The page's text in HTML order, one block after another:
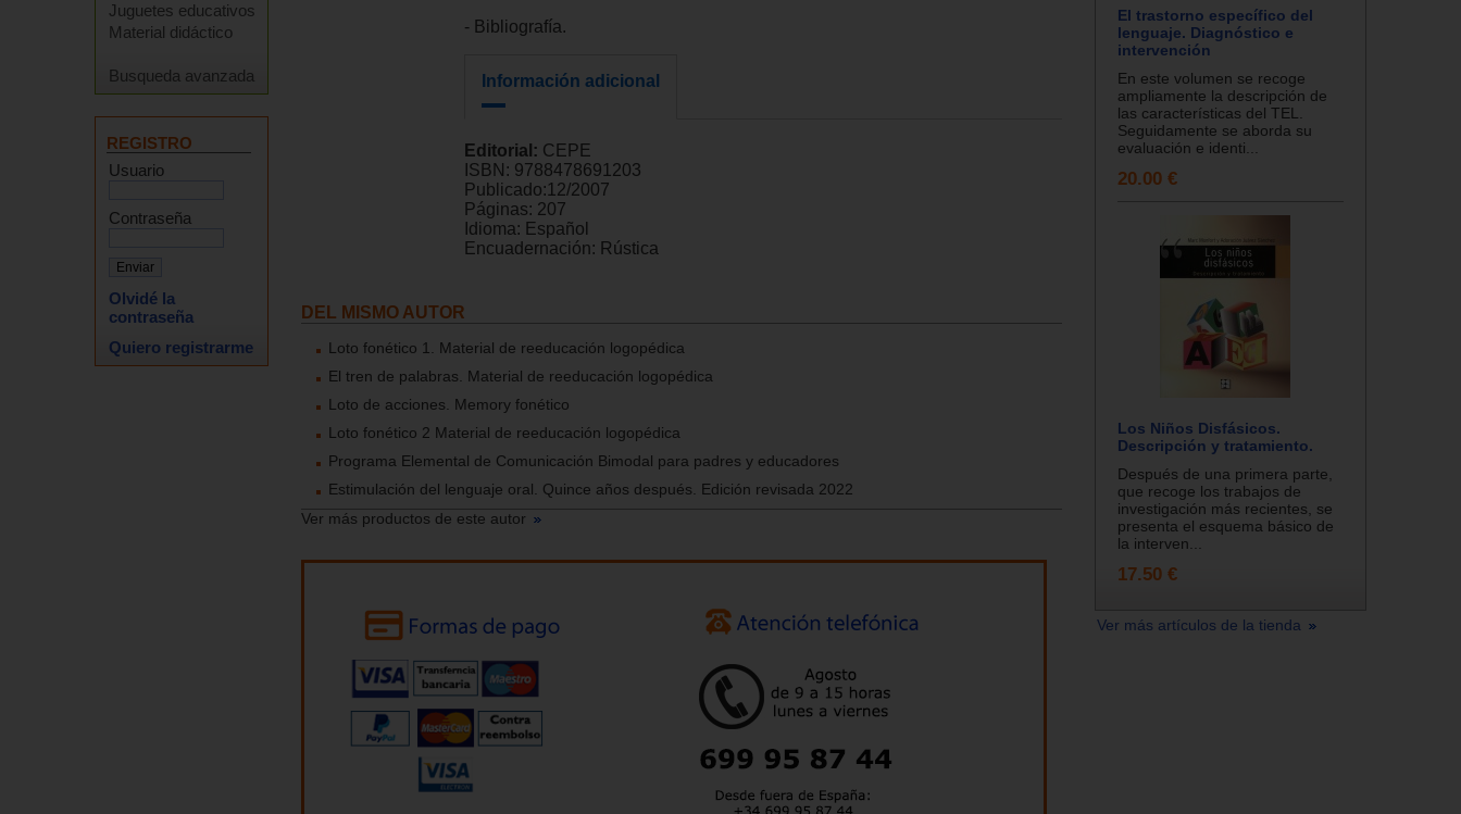
Juguetes educativos
Material didáctico
Busqueda avanzada
REGISTRO
Usuario
Contraseña
Olvidé la
contraseña
Quiero registrarme
- Bibliografía.
Información adicional
Editorial: CEPE
ISBN: 9788478691203
Publicado:12/2007
Páginas: 207
Idioma: Español
Encuadernación: Rústica
DEL MISMO AUTOR
Loto fonético 1. Material de reeducación logopédica
El tren de palabras. Material de reeducación logopédica
Loto de acciones. Memory fonético
Loto fonético 2 Material de reeducación logopédica
Programa Elemental de Comunicación Bimodal para padres y educadores
Estimulación del lenguaje oral. Quince años después. Edición revisada 2022
Ver más productos de este autor
El trastorno específico del
lenguaje. Diagnóstico e
intervención
En este volumen se recoge
ampliamente la descripción de
las características del TEL.
Seguidamente se aborda su
evaluación e identi...
20.00 €
Los Niños Disfásicos.
Descripción y tratamiento.
Después de una primera parte,
que recoge los trabajos de
investigación más recientes, se
presenta el esquema básico de
la interven...
17.50 €
Ver más artículos de la tienda